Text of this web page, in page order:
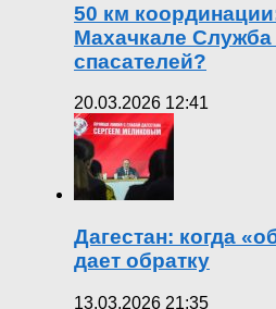
50 км
Махачкале Служба
спасателей?
20.03.2026 12:41
Дагестан: когда
дает обратку
13.03.2026 21:35